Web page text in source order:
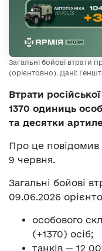
Загальні бойові втрати
(орієнтовно). Дані:
Втрати
1370 одиниць
та десятки
Про це повідомив
9 червня.
Загальні бойові
09.06.2026
особового
(+1370) осіб;
танків — 12